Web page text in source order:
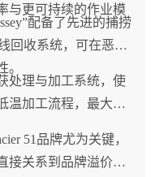
与更可持续的作业模
配备了先进的捕捞
回收系统，可在恶劣
。
处理与加工系统，使
温加工流程，最大程
51品牌尤为关键，
接关系到品牌溢价能